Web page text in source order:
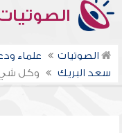
الصوتيات علماء
سعد البريك
وكل